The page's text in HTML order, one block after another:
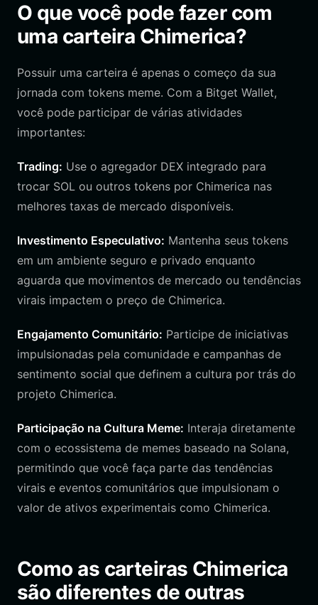
O que você pode fazer com
uma carteira Chimerica?
Possuir uma carteira é apenas o começo da sua
jornada com tokens meme. Com a Bitget Wallet,
você pode participar de várias atividades
importantes:
Trading: Use o agregador DEX integrado para
trocar SOL ou outros tokens por Chimerica nas
melhores taxas de mercado disponíveis.
Investimento Especulativo: Mantenha seus tokens
em um ambiente seguro e privado enquanto
aguarda que movimentos de mercado ou tendências
virais impactem o preço de Chimerica.
Engajamento Comunitário: Participe de iniciativas
impulsionadas pela comunidade e campanhas de
sentimento social que definem a cultura por trás do
projeto Chimerica.
Participação na Cultura Meme: Interaja diretamente
com o ecossistema de memes baseado na Solana,
permitindo que você faça parte das tendências
virais e eventos comunitários que impulsionam o
valor de ativos experimentais como Chimerica.
Como as carteiras Chimerica
são diferentes de outras